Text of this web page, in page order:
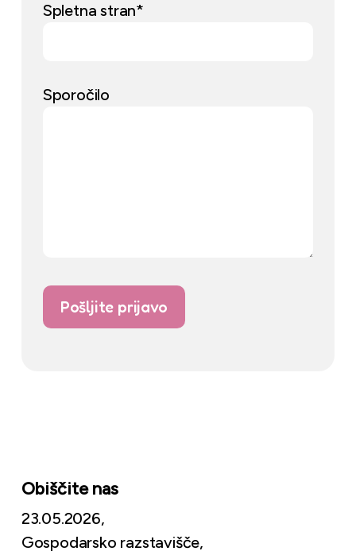
Spletna stran*
Sporočilo
Obiščite nas
23.05.2026,
Gospodarsko razstavišče,